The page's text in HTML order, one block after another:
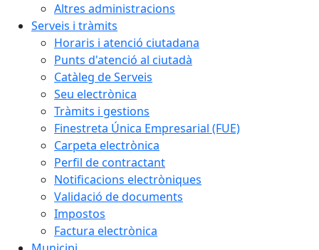
Altres administracions
Serveis i tràmits
Horaris i atenció ciutadana
Punts d'atenció al ciutadà
Catàleg de Serveis
Seu electrònica
Tràmits i gestions
Finestreta Única Empresarial (FUE)
Carpeta electrònica
Perfil de contractant
Notificacions electròniques
Validació de documents
Impostos
Factura electrònica